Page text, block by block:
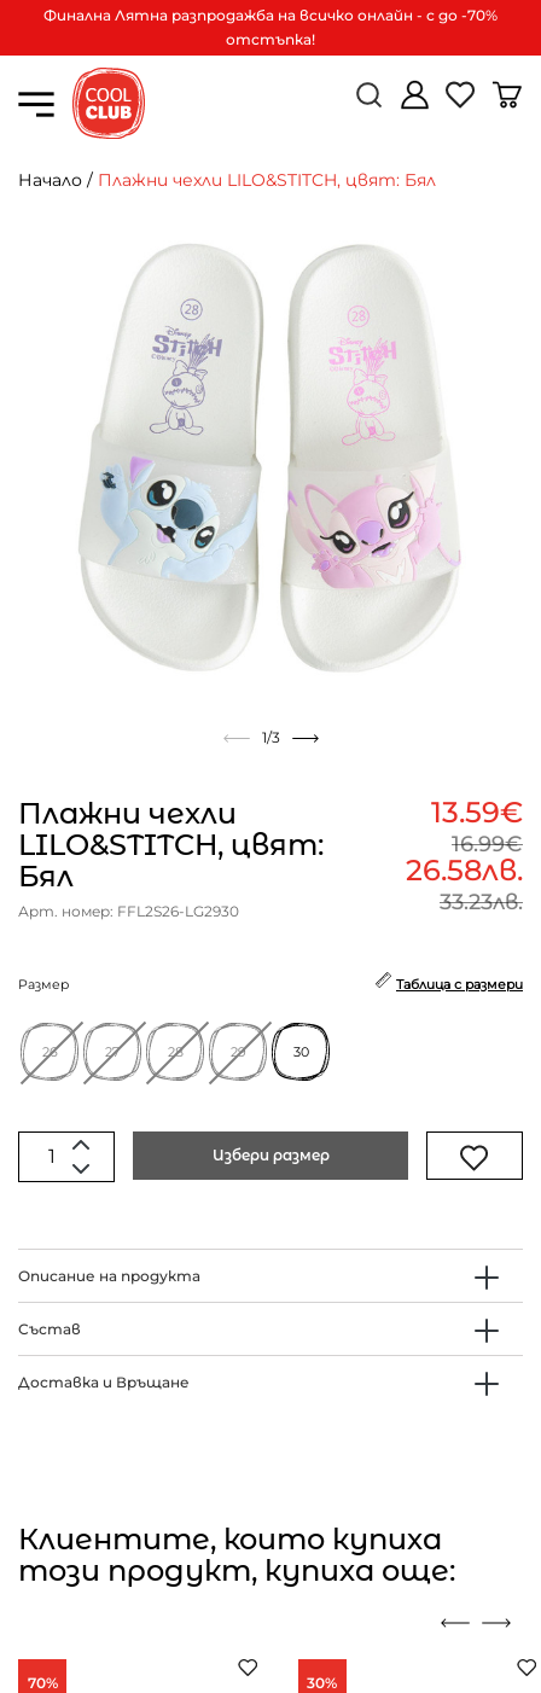
Финална Лятна разпродажба на всичко онлайн - с до -70%
отстъпка!
Начало / Плажни чехли LILO&STITCH, цвят: Бял
1/3
Плажни чехли
LILO&STITCH, цвят:
Бял
Арт. номер: FFL2S26-LG2930
13.59€
16.99€
26.58лв.
33.23лв.
Размер Таблица с размери
26 27 28 29 30
Избери размер
Описание на продукта
Състав
Доставка и Връщане
Клиентите, които купиха
този продукт, купиха още:
70% 30%